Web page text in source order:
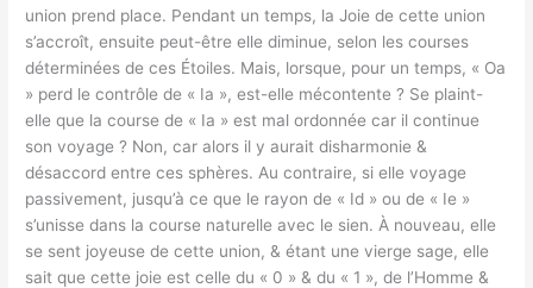
union prend place. Pendant un temps, la Joie de cette union
s’accroît, ensuite peut-être elle diminue, selon les courses
déterminées de ces Étoiles. Mais, lorsque, pour un temps, « Oa
» perd le contrôle de « Ia », est-elle mécontente ? Se plaint-
elle que la course de « Ia » est mal ordonnée car il continue
son voyage ? Non, car alors il y aurait disharmonie &
désaccord entre ces sphères. Au contraire, si elle voyage
passivement, jusqu’à ce que le rayon de « Id » ou de « Ie »
s’unisse dans la course naturelle avec le sien. À nouveau, elle
se sent joyeuse de cette union, & étant une vierge sage, elle
sait que cette joie est celle du « 0 » & du « 1 », de l’Homme &